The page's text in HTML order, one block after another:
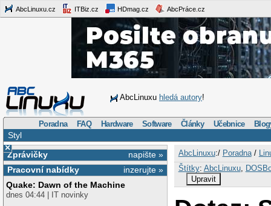
AbcLinuxu.cz ITBiz.cz HDmag.cz AbcPráce.cz
AbcLinuxu hledá autory!
Poradna FAQ Hardware Software Články Učebnice
Styl
×
napište »
Zprávičky
inzerujte »
Pracovní nabídky
Quake: Dawn of the Machine
dnes 04:44 | IT novinky
AbcLinuxu:/ Poradna/
Štítky: AbcLinuxu,
Upravit